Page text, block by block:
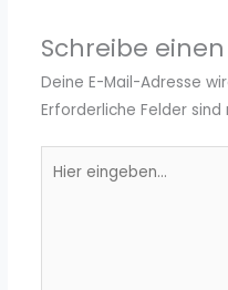
Schreibe
Deine E-Mail-Adresse
Erforderliche Felder sind
eingeben…